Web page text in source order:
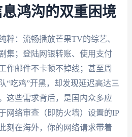
鸿沟的双重困境
粹：流畅播放芒果TV的综艺、
集；登陆网银转账、使用支付
作邮件不卡顿不掉线；甚至周
“吃鸡”开黑，却发现延迟高达三
这些需求背后，是国内众多应
网络审查（即防火墙）设置的IP
刻在海外，你的网络请求带着